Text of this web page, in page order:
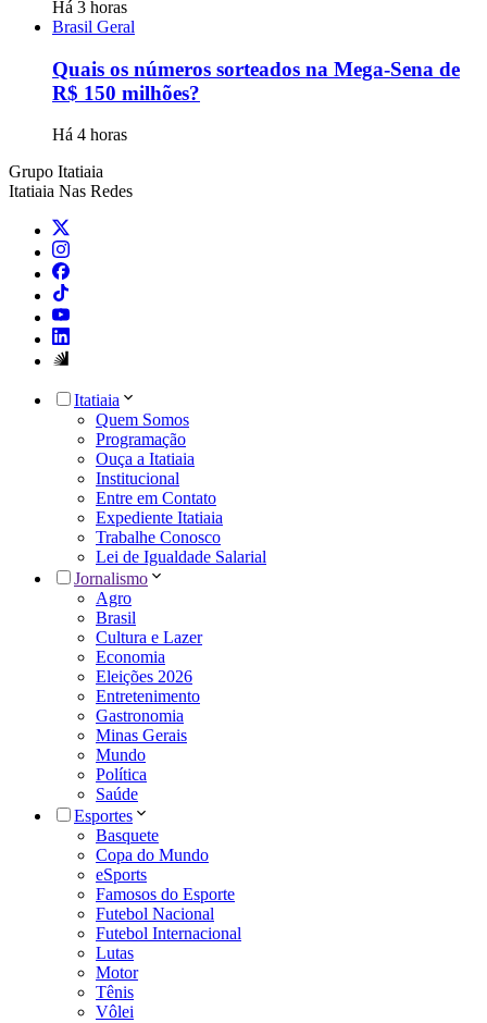
Há 3 horas
Brasil Geral
Quais os números sorteados na Mega-Sena de
R$ 150 milhões?
Há 4 horas
Grupo Itatiaia
Itatiaia Nas Redes
Itatiaia
Quem Somos
Programação
Ouça a Itatiaia
Institucional
Entre em Contato
Expediente Itatiaia
Trabalhe Conosco
Lei de Igualdade Salarial
Jornalismo
Agro
Brasil
Cultura e Lazer
Economia
Eleições 2026
Entretenimento
Gastronomia
Minas Gerais
Mundo
Política
Saúde
Esportes
Basquete
Copa do Mundo
eSports
Famosos do Esporte
Futebol Nacional
Futebol Internacional
Lutas
Motor
Tênis
Vôlei